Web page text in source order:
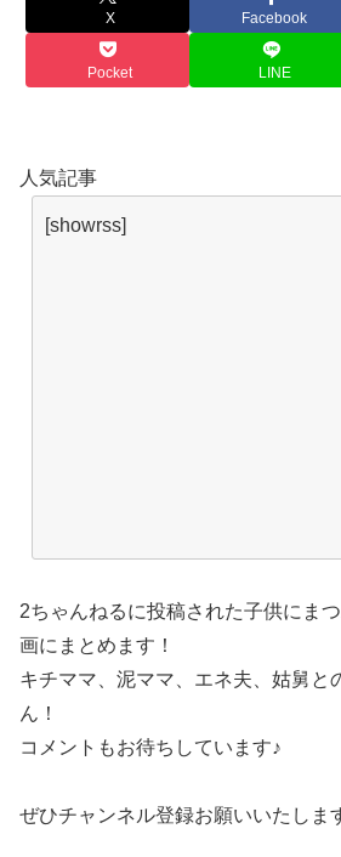
X Facebook
Pocket LINE
人気記事
[showrss]
2ちゃんねるに投稿された子供にま
画にまとめます！
キチママ、泥ママ、エネ夫、姑舅と
ん！
コメントもお待ちしています♪
ぜひチャンネル登録お願いいたしま